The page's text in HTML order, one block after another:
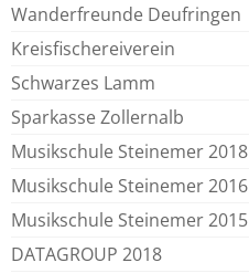
Wanderfreunde Deufringen
Kreisfischereiverein
Schwarzes Lamm
Sparkasse Zollernalb
Musikschule Steinemer 2018
Musikschule Steinemer 2016
Musikschule Steinemer 2015
DATAGROUP 2018